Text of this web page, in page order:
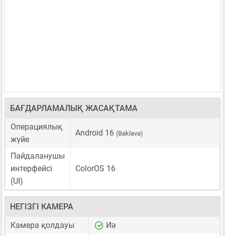
БАҒДАРЛАМАЛЫҚ ЖАСАҚТАМА
Операциялық
жүйе
Android 16 (Baklava)
Пайдаланушы
интерфейсі
(UI)
ColorOS 16
НЕГІЗГІ КАМЕРА
Камера қолдауы
Иә